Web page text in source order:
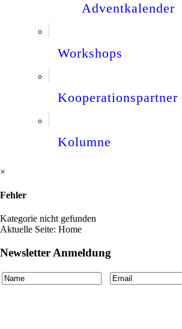
Adventkalender
Workshops
Kooperationspartner
Kolumne
×
Fehler
Kategorie nicht gefunden
Aktuelle Seite: Home
Newsletter Anmeldung